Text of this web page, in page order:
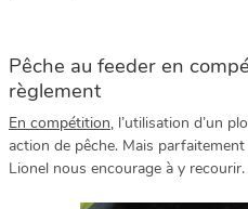
Pêche au feeder en
règlement
En compétition, l’utilisation d’un
action de pêche. Mais
Lionel nous encourage à y recourir.